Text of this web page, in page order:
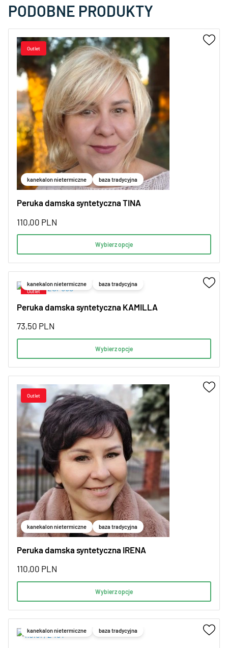
PODOBNE PRODUKTY
kanekalon nietermiczne baza tradycyjna
Peruka damska syntetyczna TINA
110,00 PLN
Wybierz opcje
kanekalon nietermiczne baza tradycyjna
Peruka damska syntetyczna KAMILLA
73,50 PLN
Wybierz opcje
kanekalon nietermiczne baza tradycyjna
Peruka damska syntetyczna IRENA
110,00 PLN
Wybierz opcje
kanekalon nietermiczne baza tradycyjna